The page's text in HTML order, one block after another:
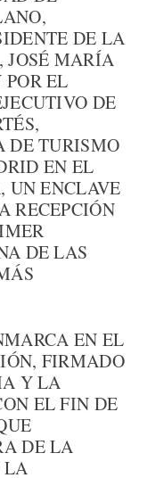
DE LA
JOSÉ MARÍA
EL
DE
DE TURISMO
EN EL
UN ENCLAVE
RECEPCIÓN
DE LAS
EN EL
FIRMADO
Y LA
EL FIN DE
DE LA
LA